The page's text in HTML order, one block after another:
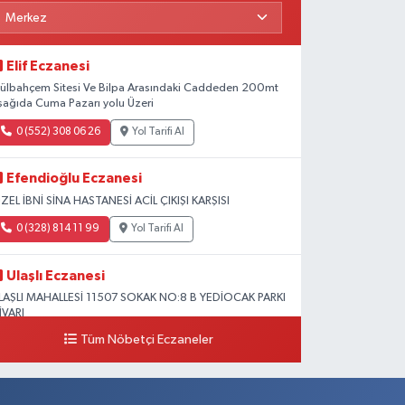
Elif Eczanesi
Sitesi Ve Bilpa Arasındaki Caddeden 200mt
Cuma Pazarı yolu Üzeri
0 (552) 308 06 26 Yol Tarifi Al
Efendioğlu Eczanesi
İBNİ SİNA HASTANESİ ACİL ÇIKIŞI KARŞISI
0 (328) 814 11 99 Yol Tarifi Al
Ulaşlı Eczanesi
MAHALLESİ 11507 SOKAK NO:8 B YEDİOCAK PARKI
0 (546) 158 81 80 Yol Tarifi Al
Tüm Nöbetçi Eczaneler